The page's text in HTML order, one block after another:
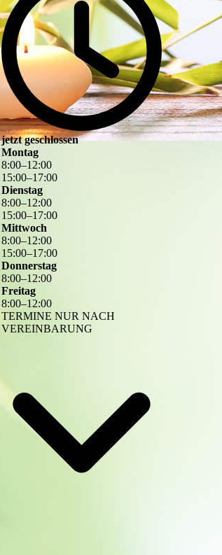
jetzt geschlossen
Montag
8:00–12:00
15:00–17:00
Dienstag
8:00–12:00
15:00–17:00
Mittwoch
8:00–12:00
15:00–17:00
Donnerstag
8:00–12:00
Freitag
8:00–12:00
TERMINE NUR NACH
VEREINBARUNG